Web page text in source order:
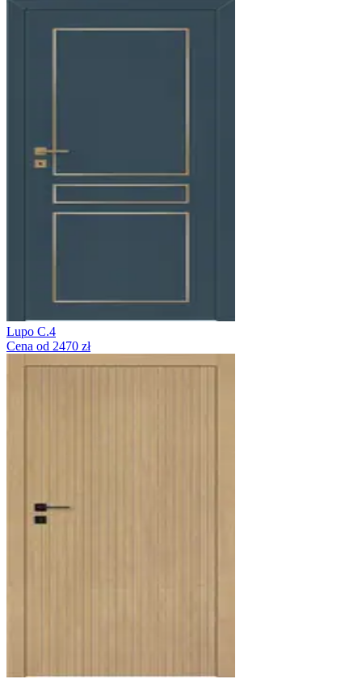
Lupo C.4
Cena od 2470 zł